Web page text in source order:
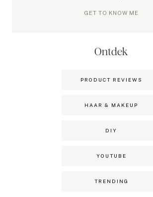
GET TO KNOW ME
Ontdek
PRODUCT REVIEWS
HAAR & MAKEUP
DIY
YOUTUBE
TRENDING